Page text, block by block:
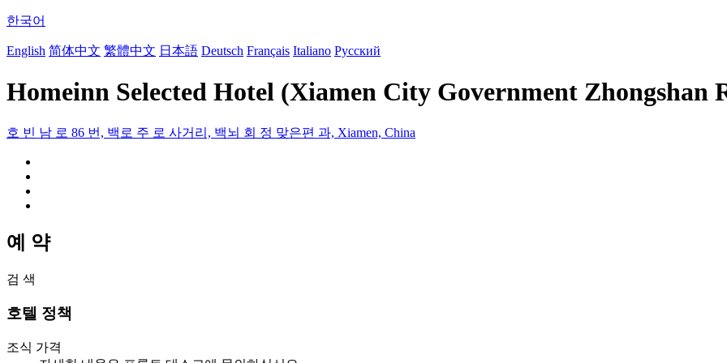
한국어
English 简体中文 繁體中文 日本語 Deutsch Français Italiano Русский
Homeinn Selected Hotel (Xiamen City Government Zhongshan
호 빈 남 로 86 번, 백로 주 로 사거리, 백뇌 회 정 맞은편 과, Xiamen, China
예 약
검 색
호텔 정책
조식 가격